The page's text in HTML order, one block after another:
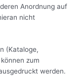
Anordnung auf
nicht
(Kataloge,
zum
werden.